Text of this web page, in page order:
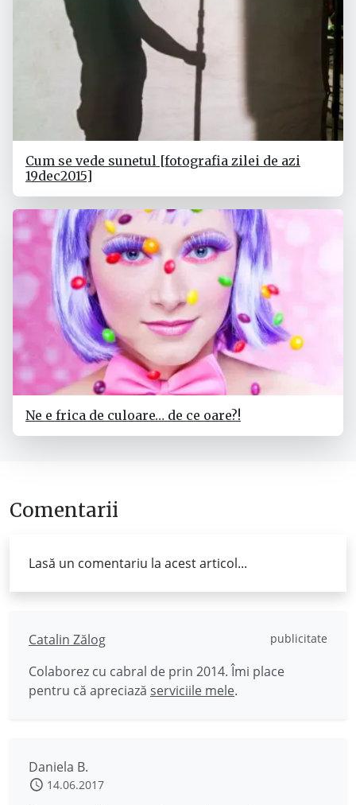
Cum se vede sunetul [fotografia zilei de azi
19dec2015]
Ne e frica de culoare… de ce oare?!
Comentarii
Lasă un comentariu la acest articol...
Catalin Zălog publicitate
Colaborez cu cabral de prin 2014. Îmi place
pentru că apreciază serviciile mele.
Daniela B.
14.06.2017